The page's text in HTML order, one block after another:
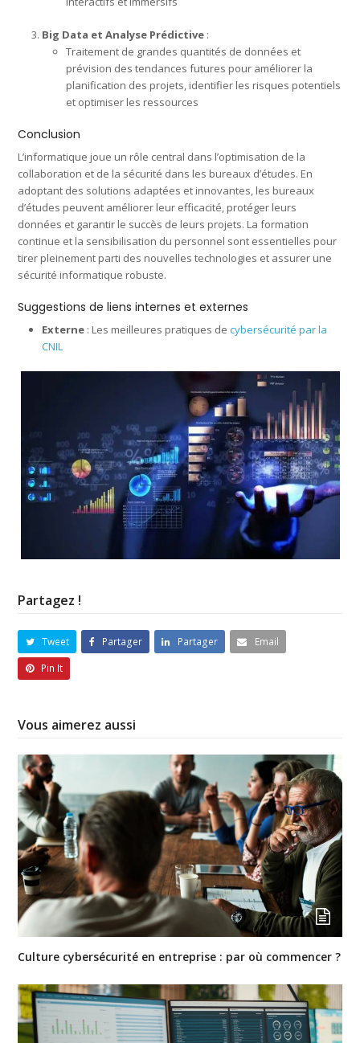
Big Data et Analyse Prédictive :
Traitement de grandes quantités de données et
prévision des tendances futures pour améliorer la
planification des projets, identifier les risques potentiels
et optimiser les ressources
Conclusion
L’informatique joue un rôle central dans l’optimisation de la
collaboration et de la sécurité dans les bureaux d’études. En
adoptant des solutions adaptées et innovantes, les bureaux
d’études peuvent améliorer leur efficacité, protéger leurs
données et garantir le succès de leurs projets. La formation
continue et la sensibilisation du personnel sont essentielles pour
tirer pleinement parti des nouvelles technologies et assurer une
sécurité informatique robuste.
Suggestions de liens internes et externes
Externe : Les meilleures pratiques decybersécurité par la
CNIL
Partagez !
Tweet Partager Partager
Email
Pin It
Vous aimerez aussi
Culture cybersécurité en entreprise : par où commencer ?